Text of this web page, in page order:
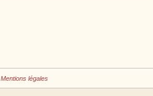
Mentions légales